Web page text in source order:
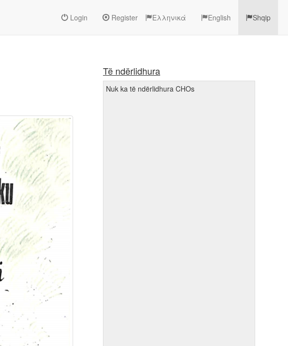
Ελληνικά English Shqip
Login Register
Të ndërlidhura
Nuk ka të ndërlidhura CHOs